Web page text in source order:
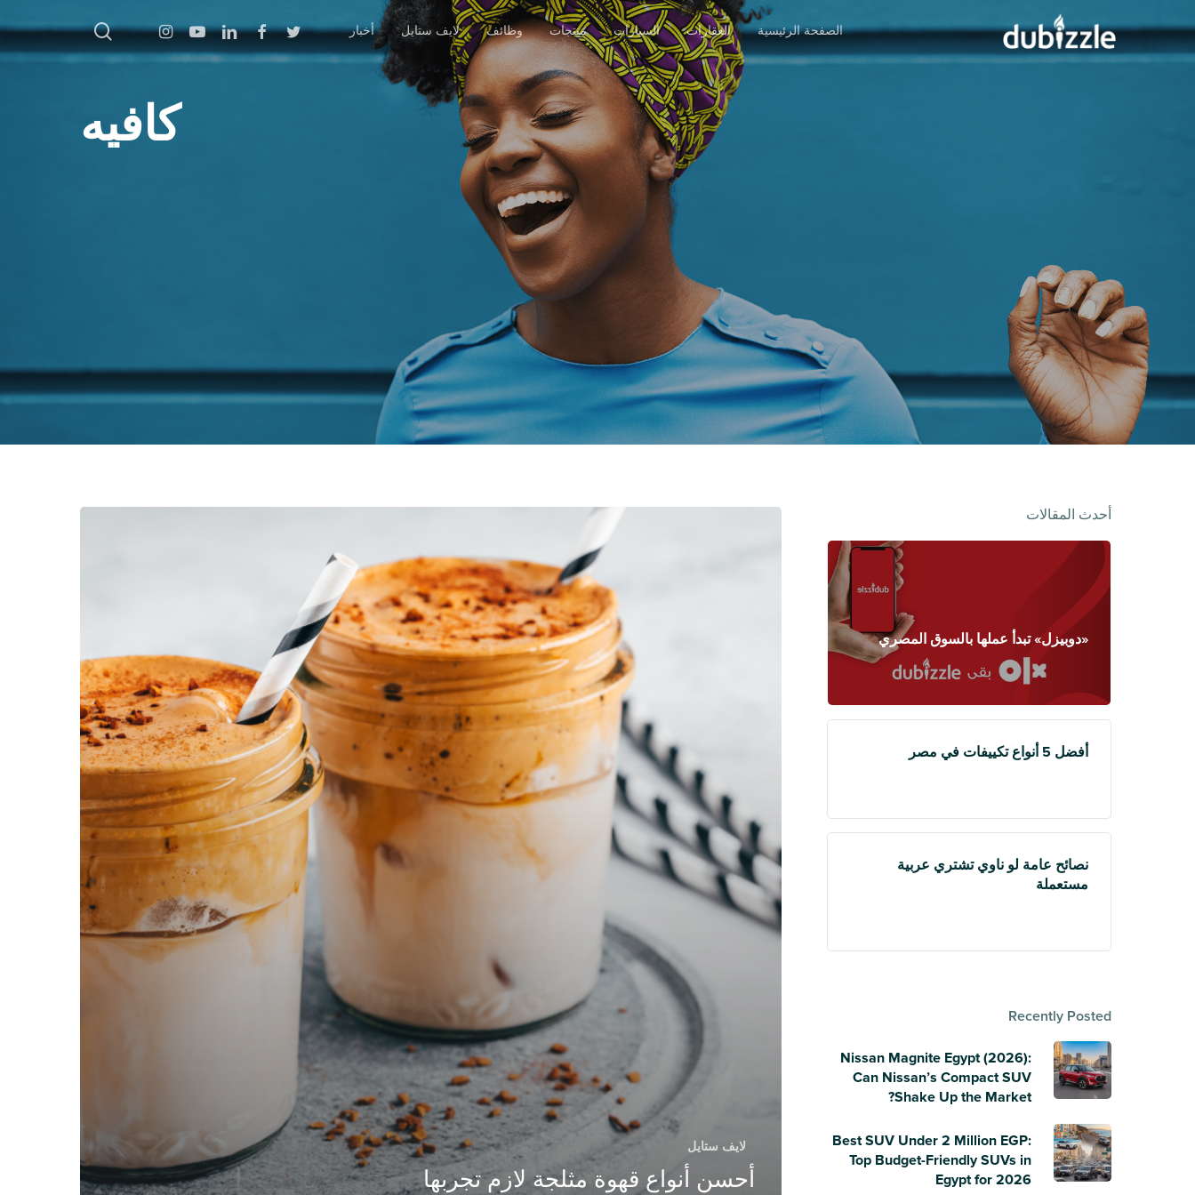
to
الصفحة الرئيسية العقارات السيارات منتجات وظائف لايف ستايل أخبار Twitter
Facebook
Linkedin
Youtube
Instagram بحث
كافيه
لايف ستايل
أحسن أنواع قهوة مثلجة لازم تجربها
أحدث المقالات
«دوبيزل» تبدأ عملها بالسوق المصري
أفضل 5 أنواع تكييفات في مصر
نصائح عامة لو ناوي تشتري عربية
مستعملة
Recently Posted
Nissan Magnite Egypt (2026):
Can Nissan’s Compact SUV
Shake Up the Market?
Best SUV Under 2 Million EGP:
Top Budget-Friendly SUVs in
Egypt for 2026